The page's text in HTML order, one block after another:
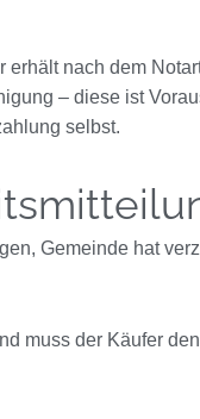
nach dem
– diese ist
selbst.
Gemeinde hat
muss der Käufer